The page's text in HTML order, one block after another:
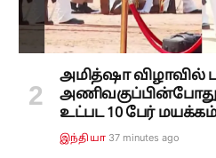
அமித்ஷா விழாவில்
உட்பட 10 பேர்
இந்தியா 37 minutes ago